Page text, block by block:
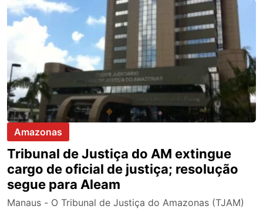
Amazonas
Tribunal de Justiça do AM extingue
cargo de oficial de justiça; resolução
segue para Aleam
Manaus - O Tribunal de Justiça do Amazonas (TJAM)